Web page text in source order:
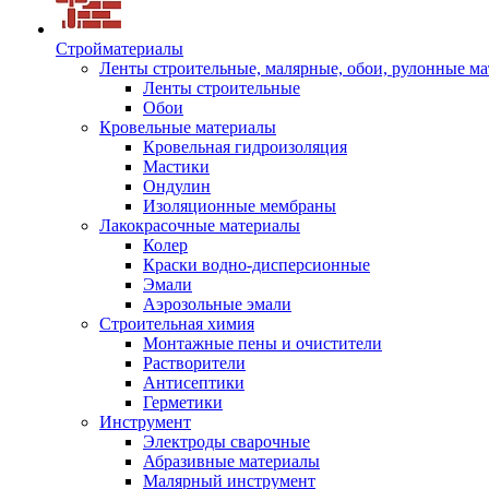
Стройматериалы
Ленты строительные, малярные, обои, рулонные
Ленты строительные
Обои
Кровельные материалы
Кровельная гидроизоляция
Мастики
Ондулин
Изоляционные мембраны
Лакокрасочные материалы
Колер
Краски водно-дисперсионные
Эмали
Аэрозольные эмали
Строительная химия
Монтажные пены и очистители
Растворители
Антисептики
Герметики
Инструмент
Электроды сварочные
Абразивные материалы
Малярный инструмент